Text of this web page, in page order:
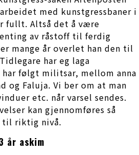
med kunstgressbaner i
fullt. Altså det å være
av råstoff til ferdig
mange år overlet han den til
har eg laga
følgt milit­sar, mellom anna
og Faluja. Vi ber om at man
etc. når varsel sendes.
kan gjennomføres så
til riktig nivå.
år askim